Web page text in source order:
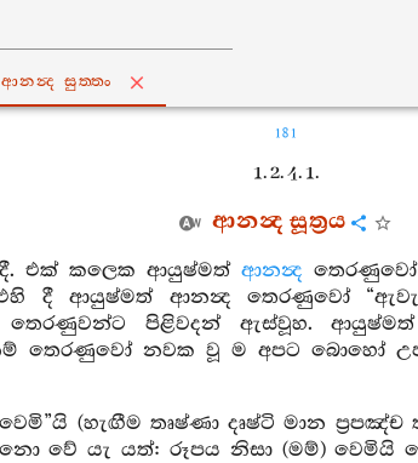
ආනන්‍ද සුත‍්තං
181
1. 2. 4. 1.
ආනන්‍ද සූත්‍රය
එක් කලෙක ආයුෂ්මත් ආනන්‍ද තෙරණුවෝ
එහි දී ආයුෂ්මත් ආනන්‍ද තෙරණුවෝ
තෙරණුවන්ට පිළිවදන් ඇස්වූහ.
තෙරණුවෝ නවක වූ ම අපට බොහෝ
(හැඟීම තෘෂ්ණා දෘෂ්ටි මාන
වේ යැ යත්: රූපය නිසා (මම්) වෙමියි